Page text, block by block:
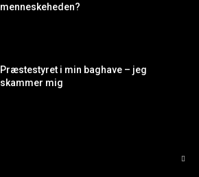
menneskeheden?
Præstestyret i min baghave – jeg
skammer mig